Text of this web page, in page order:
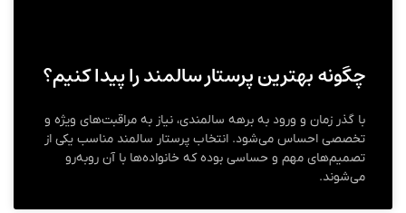
چگونه بهترین پرستار سالمند را پیدا کنیم؟
با گذر زمان و ورود به برهه سالمندی، نیاز به مراقبت‌های ویژه و
تخصصی احساس می‌شود. انتخاب پرستار سالمند مناسب یکی از
تصمیم‌های مهم و حساسی بوده که خانواده‌ها با آن روبه‌رو
می‌شوند.